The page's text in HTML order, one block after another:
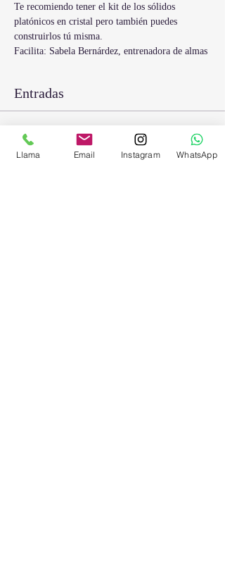
Te recomiendo tener el kit de los sólidos
platónicos en cristal pero también puedes
construirlos tú misma.
Facilita: Sabela Bernárdez, entrenadora de almas
Entradas
Venta finalizada
Tipo de entrada
Llama Email Instagram WhatsApp